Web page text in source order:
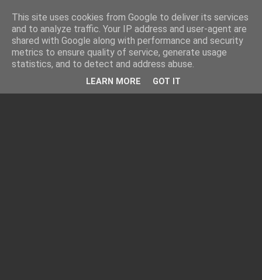
This site uses cookies from Google to deliver its services
and to analyze traffic. Your IP address and user-agent are
shared with Google along with performance and security
metrics to ensure quality of service, generate usage
statistics, and to detect and address abuse.
LEARN MORE GOT IT